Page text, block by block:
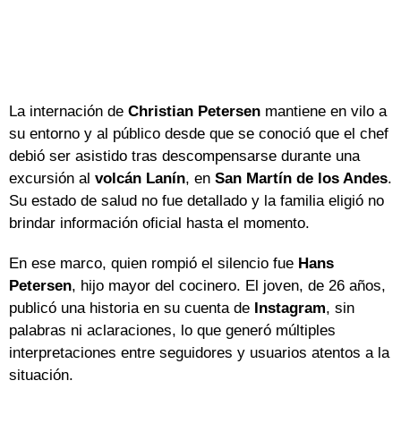
La internación de Christian Petersen mantiene en vilo a
su entorno y al público desde que se conoció que el chef
debió ser asistido tras descompensarse durante una
excursión al volcán Lanín, en San Martín de los Andes.
Su estado de salud no fue detallado y la familia eligió no
brindar información oficial hasta el momento.
En ese marco, quien rompió el silencio fue Hans
Petersen, hijo mayor del cocinero. El joven, de 26 años,
publicó una historia en su cuenta de Instagram, sin
palabras ni aclaraciones, lo que generó múltiples
interpretaciones entre seguidores y usuarios atentos a la
situación.